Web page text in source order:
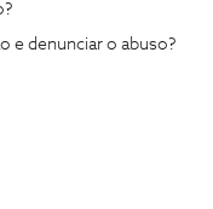
e denunciar o abuso?